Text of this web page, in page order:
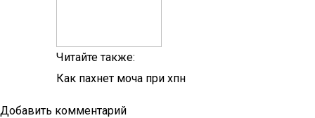
Читайте также:
Как пахнет моча при хпн
Добавить комментарий